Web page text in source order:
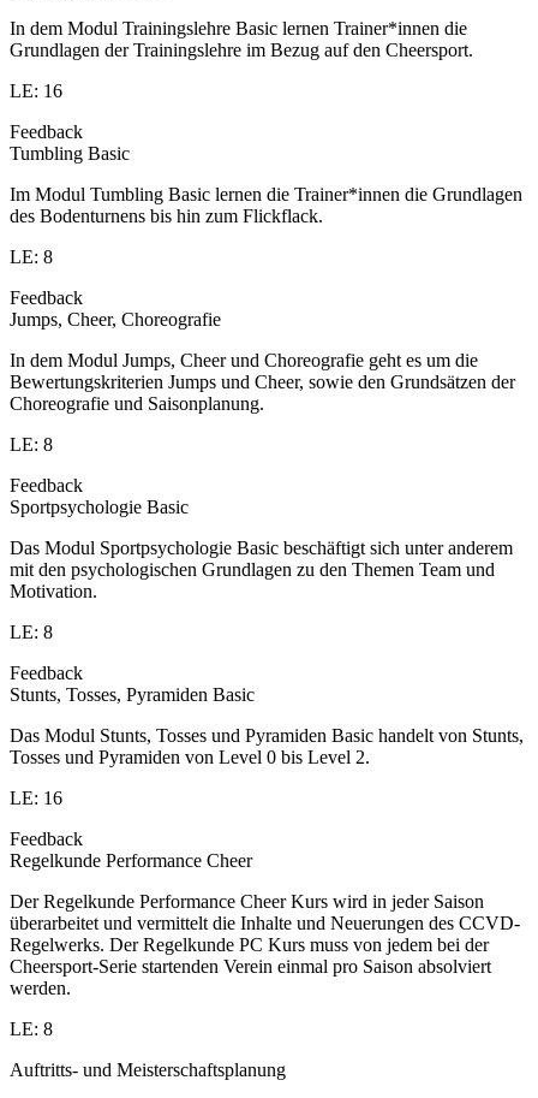
In dem Modul Trainingslehre Basic lernen Trainer*innen die
Grundlagen der Trainingslehre im Bezug auf den Cheersport.
LE: 16
Feedback
Tumbling Basic
Im Modul Tumbling Basic lernen die Trainer*innen die Grundlagen
des Bodenturnens bis hin zum Flickflack.
LE: 8
Feedback
Jumps, Cheer, Choreografie
In dem Modul Jumps, Cheer und Choreografie geht es um die
Bewertungskriterien Jumps und Cheer, sowie den Grundsätzen der
Choreografie und Saisonplanung.
LE: 8
Feedback
Sportpsychologie Basic
Das Modul Sportpsychologie Basic beschäftigt sich unter anderem
mit den psychologischen Grundlagen zu den Themen Team und
Motivation.
LE: 8
Feedback
Stunts, Tosses, Pyramiden Basic
Das Modul Stunts, Tosses und Pyramiden Basic handelt von Stunts,
Tosses und Pyramiden von Level 0 bis Level 2.
LE: 16
Feedback
Regelkunde Performance Cheer
Der Regelkunde Performance Cheer Kurs wird in jeder Saison
überarbeitet und vermittelt die Inhalte und Neuerungen des CCVD-
Regelwerks. Der Regelkunde PC Kurs muss von jedem bei der
Cheersport-Serie startenden Verein einmal pro Saison absolviert
werden.
LE: 8
Auftritts- und Meisterschaftsplanung